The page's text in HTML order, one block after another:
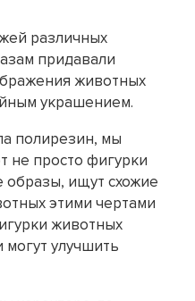
различных
придавали
животных
украшением.
полирезин, мы
не просто фигурки
ищут схожие
этими чертами
животных
улучшить